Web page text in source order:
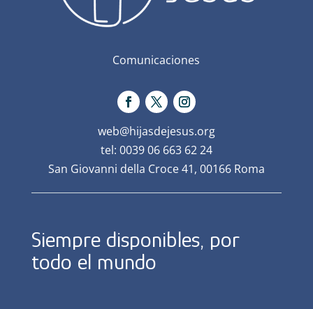
Comunicaciones
web@hijasdejesus.org
tel: 0039 06 663 62 24
San Giovanni della Croce 41, 00166 Roma
Siempre disponibles, por
todo el mundo